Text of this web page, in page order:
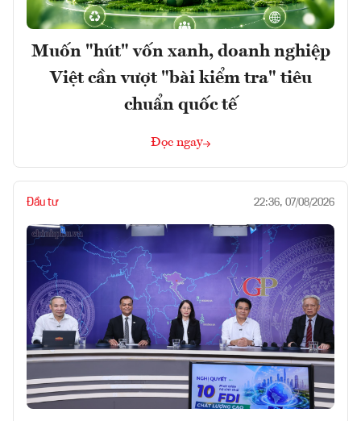
Muốn "hút" vốn xanh, doanh nghiệp
Việt cần vượt "bài kiểm tra" tiêu
chuẩn quốc tế
Đọc ngay
Đầu tư 22:36, 07/08/2026